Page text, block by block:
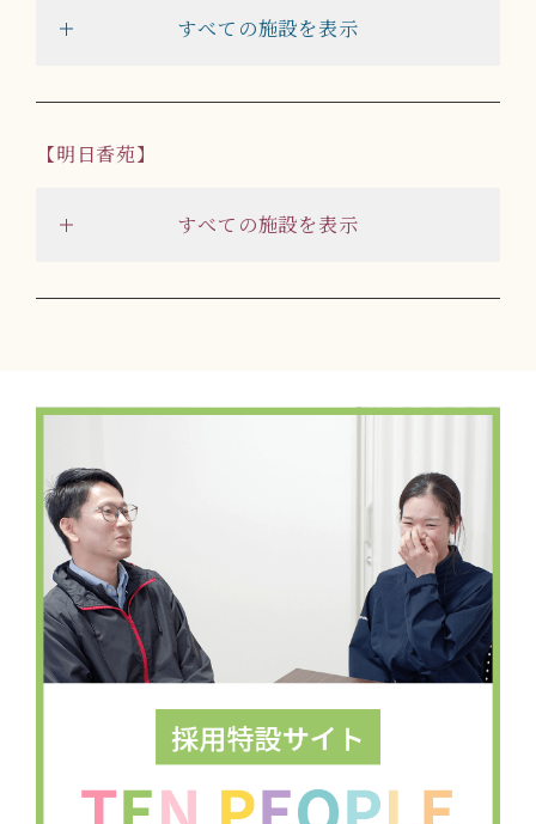
すべての施設を表示
明日香苑
すべての施設を表示